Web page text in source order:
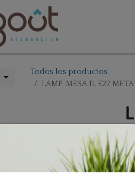
Todos los productos
LAMP. MESA 1L E27